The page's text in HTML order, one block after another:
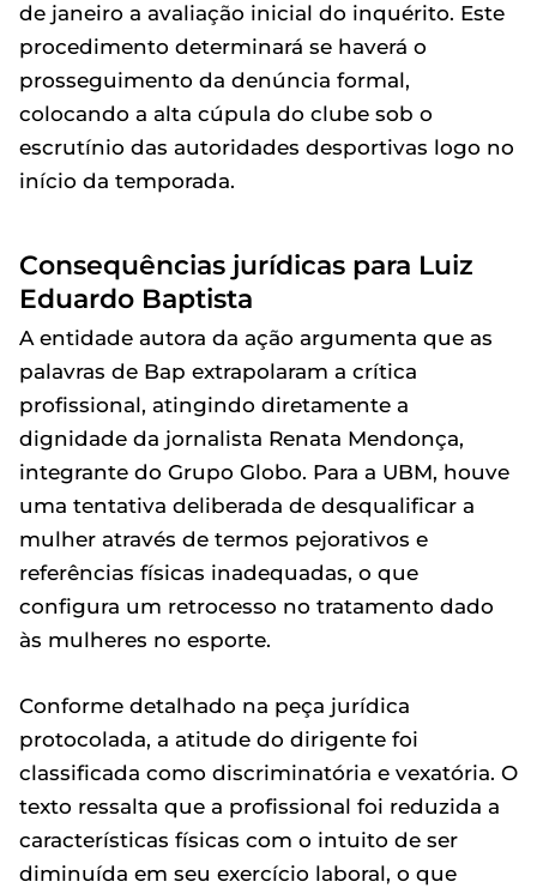
de janeiro a avaliação inicial do inquérito. Este
procedimento determinará se haverá o
prosseguimento da denúncia formal,
colocando a alta cúpula do clube sob o
escrutínio das autoridades desportivas logo no
início da temporada.
Consequências jurídicas para Luiz
Eduardo Baptista
A entidade autora da ação argumenta que as
palavras de Bap extrapolaram a crítica
profissional, atingindo diretamente a
dignidade da jornalista Renata Mendonça,
integrante do Grupo Globo. Para a UBM, houve
uma tentativa deliberada de desqualificar a
mulher através de termos pejorativos e
referências físicas inadequadas, o que
configura um retrocesso no tratamento dado
às mulheres no esporte.
Conforme detalhado na peça jurídica
protocolada, a atitude do dirigente foi
classificada como discriminatória e vexatória. O
texto ressalta que a profissional foi reduzida a
características físicas com o intuito de ser
diminuída em seu exercício laboral, o que